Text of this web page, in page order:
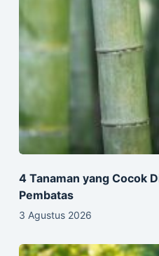
4 Tanaman yang Cocok
Pembatas
3 Agustus 2026